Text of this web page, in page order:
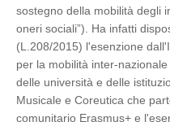
sostegno della mobilità degli
oneri sociali”). Ha infatti
(L.208/2015) l'esenzione
per la mobilità inter-
delle università e delle
Musicale e Coreutica che
comunitario Erasmus+ e